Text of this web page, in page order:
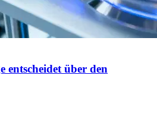
entscheidet über den